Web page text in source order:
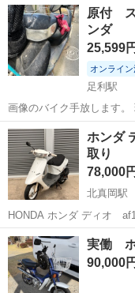
栃木 足利市 足利駅
原付
ンダ
25,599円
オンライン
足利駅
画像のバイク手放します
いませ。 バッテリー無い
栃木 足利市 足利駅
ホンダ デ
取り
78,000円
北真岡駅
HONDA ホンダ ディオ
可 購入したい方はコメン
す 何か質問があればコメ
栃木 真岡市 北真岡
実働
90,000円